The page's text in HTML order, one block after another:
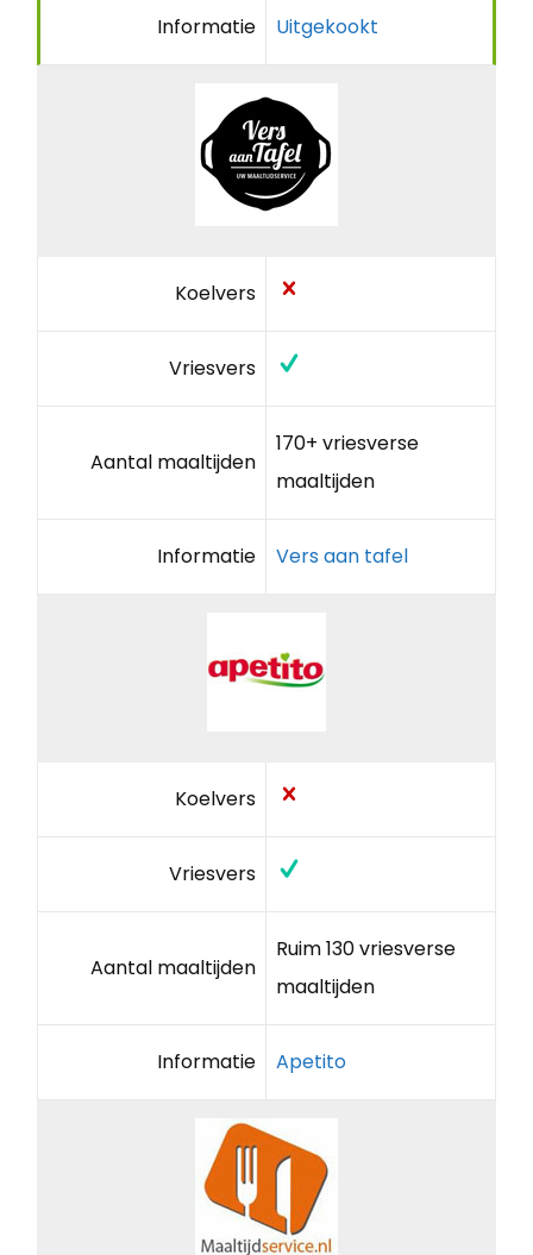
Informatie Uitgekookt
Koelvers
Vriesvers
Aantal maaltijden
170+ vriesverse
maaltijden
Informatie Vers aan tafel
Koelvers
Vriesvers
Aantal maaltijden
Ruim 130 vriesverse
maaltijden
Informatie Apetito